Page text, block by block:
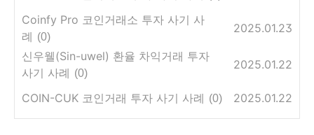
Coinfy Pro 코인거래소 투자 사기 사
례 (0)
2025.01.23
신우웰(Sin-uwel) 환율 차익거래 투자
사기 사례 (0)
2025.01.22
COIN-CUK 코인거래 투자 사기 사례 (0) 2025.01.22